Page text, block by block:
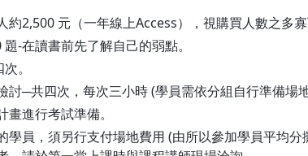
約2,500 元（一年線上Access），視購買人數之多
-在讀書前先了解自己的弱點。
。
討─共四次，每次三小時 (學員需依分組自行準備場
進行考試準備。
學員，須另行支付場地費用 (由所以參加學員平均